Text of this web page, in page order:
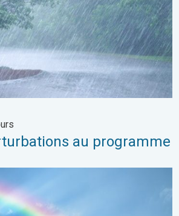
au programme
de samedi. Météo de votre